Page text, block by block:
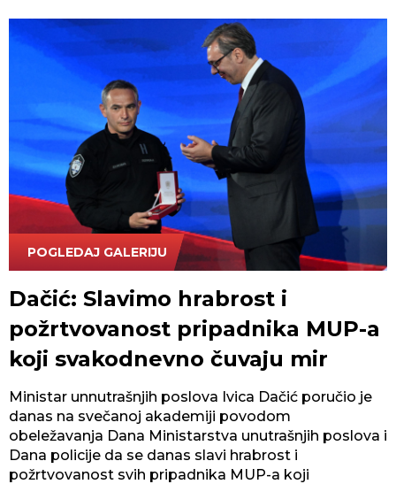
POGLEDAJ GALERIJU
Dačić: Slavimo hrabrost i
požrtvovanost pripadnika MUP-a
koji svakodnevno čuvaju mir
Ministar unnutrašnjih poslova Ivica Dačić poručio je
danas na svečanoj akademiji povodom
obeležavanja Dana Ministarstva unutrašnjih poslova i
Dana policije da se danas slavi hrabrost i
požrtvovanost svih pripadnika MUP-a koji